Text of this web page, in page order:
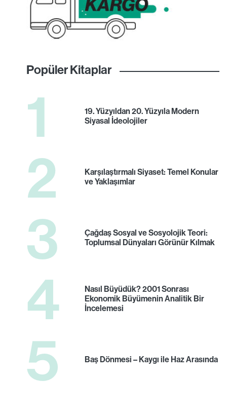
Popüler Kitaplar
1
19. Yüzyıldan 20. Yüzyıla Modern
Siyasal İdeolojiler
2
Karşılaştırmalı Siyaset: Temel Konular
ve Yaklaşımlar
3
Çağdaş Sosyal ve Sosyolojik Teori:
Toplumsal Dünyaları Görünür Kılmak
4
Nasıl Büyüdük? 2001 Sonrası
Ekonomik Büyümenin Analitik Bir
İncelemesi
5 Baş Dönmesi – Kaygı ile Haz Arasında